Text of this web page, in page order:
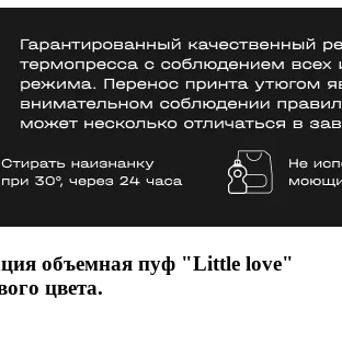
объемная пуф "Little love"
цвета.